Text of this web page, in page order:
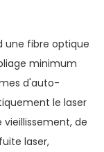
une fibre optique
minimum
d'auto-
le laser
de
laser,